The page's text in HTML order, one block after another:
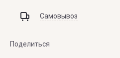
Самовывоз
Поделиться